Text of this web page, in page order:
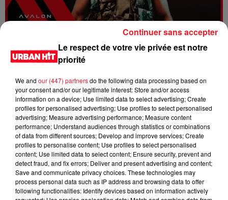
FOLA & Victony - golibe
Le respect de votre vie privée est notre
priorité
We and our (447) partnersdo the following data processing based on
your consent and/or our legitimate interest: Store and/or access
information on a device; Use limited data to select advertising; Create
profiles for personalised advertising; Use profiles to select personalised
advertising; Measure advertising performance; Measure content
performance; Understand audiences through statistics or combinations
of data from different sources; Develop and improve services; Create
profiles to personalise content; Use profiles to select personalised
content; Use limited data to select content; Ensure security, prevent and
detect fraud, and fix errors; Deliver and present advertising and content;
Save and communicate privacy choices. These technologies may
process personal data such as IP address and browsing data to offer
following functionalities: Identify devices based on information actively
Continuer sans accepter